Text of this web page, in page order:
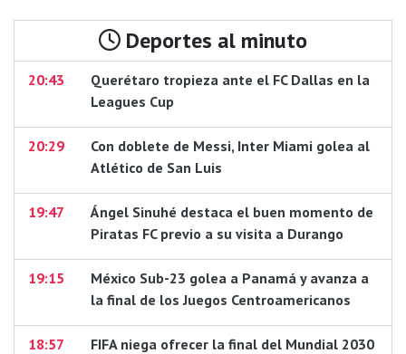
Deportes al minuto
20:43
Querétaro tropieza ante el FC Dallas en la
Leagues Cup
20:29
Con doblete de Messi, Inter Miami golea al
Atlético de San Luis
19:47
Ángel Sinuhé destaca el buen momento de
Piratas FC previo a su visita a Durango
19:15
México Sub-23 golea a Panamá y avanza a
la final de los Juegos Centroamericanos
18:57
FIFA niega ofrecer la final del Mundial 2030